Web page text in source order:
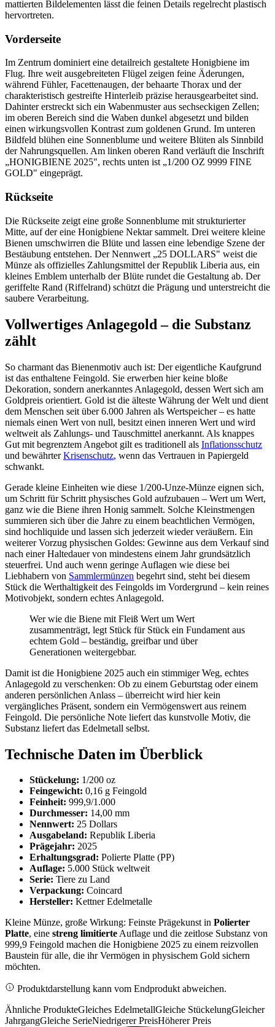
mattierten Bildelementen lässt die feinen Details regelrecht plastisch
hervortreten.
Vorderseite
Im Zentrum dominiert eine detailreich gestaltete Honigbiene im
Flug. Ihre weit ausgebreiteten Flügel zeigen feine Äderungen,
während Fühler, Facettenaugen, der behaarte Thorax und der
charakteristisch gestreifte Hinterleib präzise herausgearbeitet sind.
Dahinter erstreckt sich ein Wabenmuster aus sechseckigen Zellen;
im oberen Bereich sind die Waben dunkel abgesetzt und bilden
einen wirkungsvollen Kontrast zum goldenen Grund. Im unteren
Bildfeld blühen eine Sonnenblume und weitere Blüten als Sinnbild
der Nahrungsquellen. Am linken oberen Rand verläuft die Inschrift
„HONIGBIENE 2025", rechts unten ist „1/200 OZ 9999 FINE
GOLD" eingeprägt.
Rückseite
Die Rückseite zeigt eine große Sonnenblume mit strukturierter
Mitte, auf der eine Honigbiene Nektar sammelt. Drei weitere kleine
Bienen umschwirren die Blüte und lassen eine lebendige Szene der
Bestäubung entstehen. Der Nennwert „25 DOLLARS" weist die
Münze als offizielles Zahlungsmittel der Republik Liberia aus, ein
kleines Emblem unterhalb der Blüte rundet die Gestaltung ab. Der
geriffelte Rand (Riffelrand) schützt die Prägung und unterstreicht die
saubere Verarbeitung.
Vollwertiges Anlagegold – die Substanz
zählt
So charmant das Bienenmotiv auch ist: Der eigentliche Kaufgrund
ist das enthaltene Feingold. Sie erwerben hier keine bloße
Dekoration, sondern anerkanntes Anlagegold, dessen Wert sich am
Goldpreis orientiert. Gold ist die älteste Währung der Welt und dient
dem Menschen seit über 6.000 Jahren als Wertspeicher – es hatte
niemals einen Wert von null, besitzt einen inneren Wert und wird
weltweit als Zahlungs- und Tauschmittel anerkannt. Als knappes
Gut mit begrenztem Angebot gilt es traditionell als Inflationsschutz
und bewährterKrisenschutz, wenn das Vertrauen in Papiergeld
schwankt.
Gerade kleine Einheiten wie diese 1/200-Unze-Münze eignen sich,
um Schritt für Schritt physisches Gold aufzubauen – Wert um Wert,
ganz wie die Biene ihren Honig sammelt. Solche Kleinstmengen
summieren sich über die Jahre zu einem beachtlichen Vermögen,
sind hochliquide und lassen sich jederzeit wieder veräußern. Ein
weiterer Vorzug physischen Goldes: Gewinne aus dem Verkauf sind
nach einer Haltedauer von mindestens einem Jahr grundsätzlich
steuerfrei. Und auch wenn geringe Auflagen wie diese bei
Liebhabern von Sammlermünzen begehrt sind, steht bei diesem
Stück die Werthaltigkeit des Feingolds im Vordergrund – kein reines
Motivobjekt, sondern echtes Anlagegold.
Wer wie die Biene mit Fleiß Wert um Wert
zusammenträgt, legt Stück für Stück ein Fundament aus
echtem Gold – beständig, greifbar und über
Generationen weitergebbar.
Damit ist die Honigbiene 2025 auch ein stimmiger Weg, echtes
Anlagegold zu verschenken: Ob zu einem Geburtstag oder einem
anderen persönlichen Anlass – überreicht wird hier kein
vergängliches Präsent, sondern ein Vermögenswert aus reinem
Feingold. Die persönliche Note liefert das kunstvolle Motiv, die
Substanz liefert das Edelmetall selbst.
Technische Daten im Überblick
Stückelung: 1/200 oz
Feingewicht: 0,16 g Feingold
Feinheit: 999,9/1.000
Durchmesser: 14,00 mm
Nennwert: 25 Dollars
Ausgabeland: Republik Liberia
Prägejahr: 2025
Erhaltungsgrad: Polierte Platte (PP)
Auflage: 5.000 Stück weltweit
Serie: Tiere zu Land
Verpackung: Coincard
Hersteller: Kettner Edelmetalle
Kleine Münze, große Wirkung: Feinste Prägekunst in Polierter
Platte, eine streng limitierteAuflage und die zeitlose Substanz von
999,9 Feingold machen die Honigbiene 2025 zu einem reizvollen
Baustein für alle, die ihr Vermögen in physischem Gold sichern
möchten.
Produktdarstellung kann vom Endprodukt abweichen.
Ähnliche ProdukteGleiches EdelmetallGleiche StückelungGleicher
JahrgangGleiche SerieNiedrigerer PreisHöherer Preis